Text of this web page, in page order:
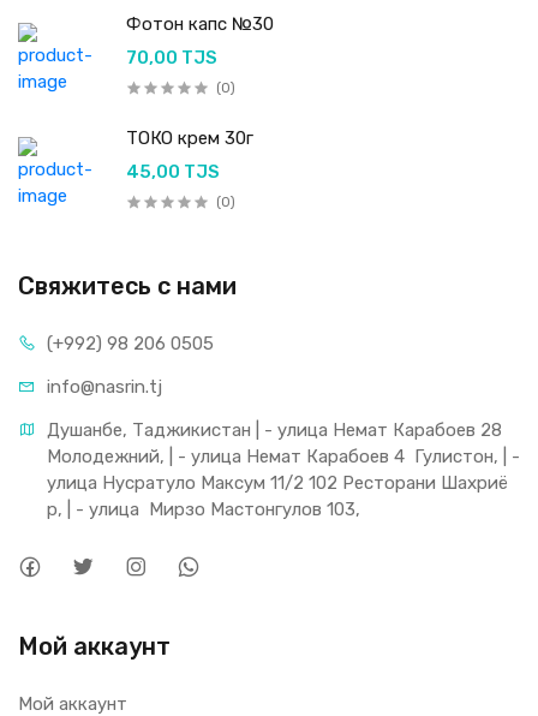
Фотон капс №30
70,00 TJS
(0)
ТОКО крем 30г
45,00 TJS
(0)
Свяжитесь с нами
(+992) 98 206 0505
info@nasrin.tj
Душанбе, Таджикистан | - улица Немат Карабоев 28
Молодежний, | - улица Немат Карабоев 4  Гулистон, | -
улица Нусратуло Максум 11/2 102 Ресторани Шахриё
р, | - улица  Мирзо Мастонгулов 103,
Мой аккаунт
Мой аккаунт